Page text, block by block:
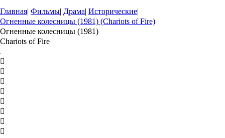
Главная| Фильмы| Драма| Исторические|
Огненные колесницы (1981) (Chariots of Fire)
Огненные колесницы (1981)
Chariots of Fire